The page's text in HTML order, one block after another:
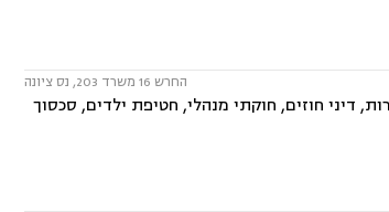
החרש 16 משרד 203, נס ציונה
דיני חוזים, חוקתי מנהלי, חטיפת ילדים, סכסוך